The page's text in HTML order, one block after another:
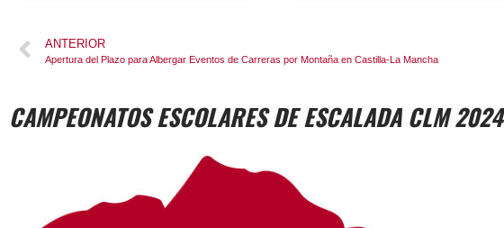
ANTERIOR
Apertura del Plazo para Albergar Eventos de Carreras por Montaña en Castilla-La Mancha
CAMPEONATOS ESCOLARES DE ESCALADA CLM 2024